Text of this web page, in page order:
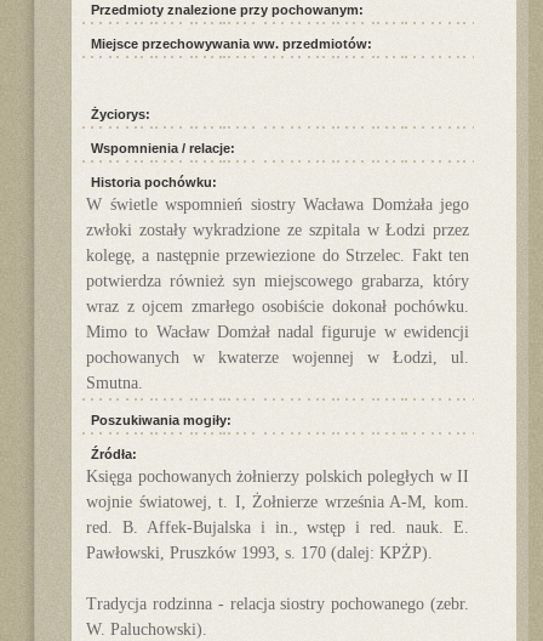
Przedmioty znalezione przy pochowanym:
Miejsce przechowywania ww. przedmiotów:
Życiorys:
Wspomnienia / relacje:
Historia pochówku:
W świetle wspomnień siostry Wacława Domżała jego
zwłoki zostały wykradzione ze szpitala w Łodzi przez
kolegę, a następnie przewiezione do Strzelec. Fakt ten
potwierdza również syn miejscowego grabarza, który
wraz z ojcem zmarłego osobiście dokonał pochówku.
Mimo to Wacław Domżał nadal figuruje w ewidencji
pochowanych w kwaterze wojennej w Łodzi, ul.
Smutna.
Poszukiwania mogiły:
Źródła:
Księga pochowanych żołnierzy polskich poległych w II
wojnie światowej, t. I, Żołnierze września A-M, kom.
red. B. Affek-Bujalska i in., wstęp i red. nauk. E.
Pawłowski, Pruszków 1993, s. 170 (dalej: KPŻP).
Tradycja rodzinna - relacja siostry pochowanego (zebr.
W. Paluchowski).